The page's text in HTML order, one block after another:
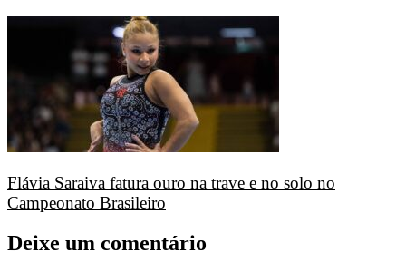
Flávia Saraiva fatura ouro na trave e no solo no
Campeonato Brasileiro
Deixe um comentário